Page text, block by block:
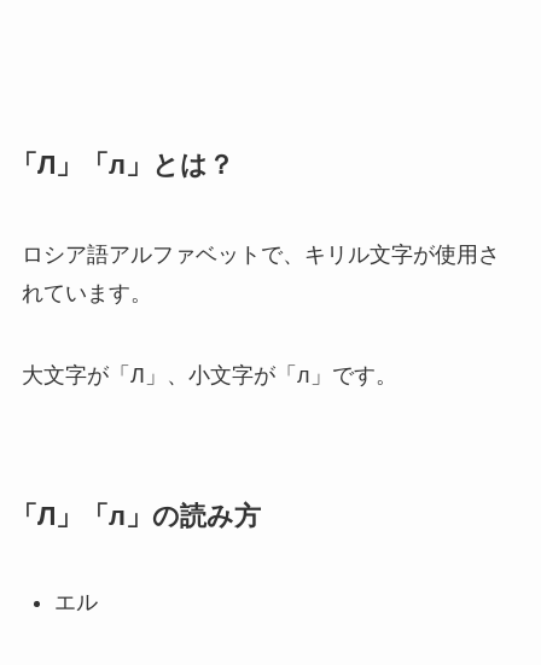
「Л」「л」とは？
ロシア語アルファベットで、キリル文字が使用さ
れています。
大文字が「Л」、小文字が「л」です。
「Л」「л」の読み方
エル